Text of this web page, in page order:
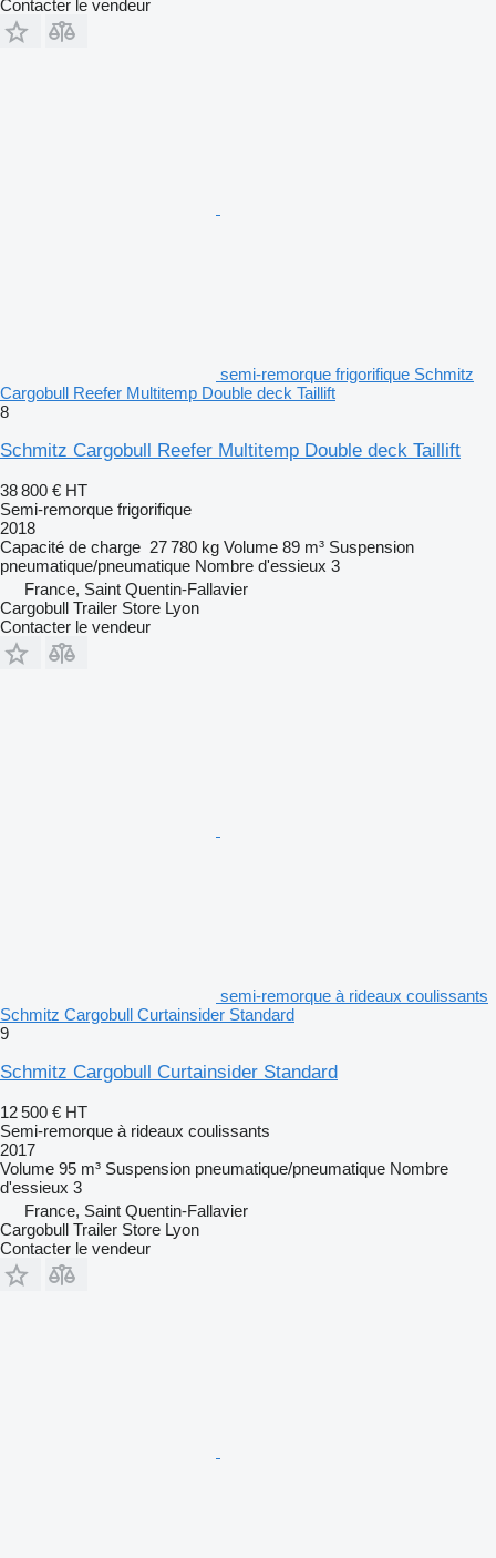
Contacter le vendeur
semi-remorque frigorifique Schmitz
Cargobull Reefer Multitemp Double deck Taillift
8
Schmitz Cargobull Reefer Multitemp Double deck Taillift
38 800 € HT
Semi-remorque frigorifique
2018
Capacité de charge 27 780 kg Volume 89 m³ Suspension
pneumatique/pneumatique Nombre d'essieux 3
France, Saint Quentin-Fallavier
Cargobull Trailer Store Lyon
Contacter le vendeur
semi-remorque à rideaux coulissants
Schmitz Cargobull Curtainsider Standard
9
Schmitz Cargobull Curtainsider Standard
12 500 € HT
Semi-remorque à rideaux coulissants
2017
Volume 95 m³ Suspension pneumatique/pneumatique Nombre
d'essieux 3
France, Saint Quentin-Fallavier
Cargobull Trailer Store Lyon
Contacter le vendeur